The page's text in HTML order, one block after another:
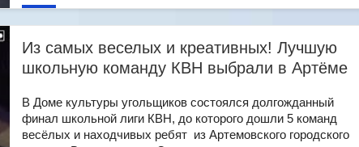
Из самых веселых и креативных! Лучшую
школьную команду КВН выбрали в Артёме
В Доме культуры угольщиков состоялся долгожданный
финал школьной лиги КВН, до которого дошли 5 команд
весёлых и находчивых ребят из Артемовского городского